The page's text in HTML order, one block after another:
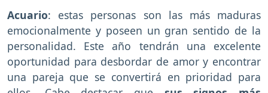
Acuario: estas personas son las más maduras
emocionalmente y poseen un gran sentido de la
personalidad. Este año tendrán una excelente
oportunidad para desbordar de amor y encontrar
una pareja que se convertirá en prioridad para